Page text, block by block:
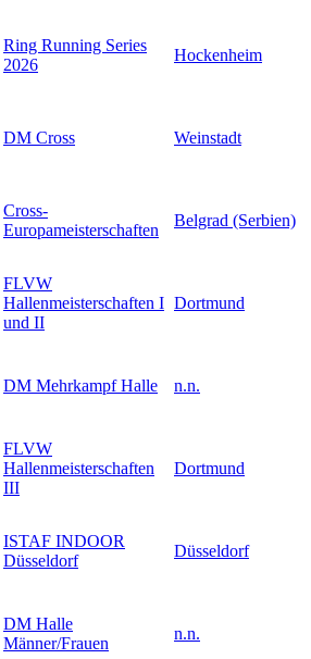
Ring Running Series
2026
Hockenheim
DM Cross Weinstadt
Cross-
Europameisterschaften
Belgrad (Serbien)
FLVW
Hallenmeisterschaften I
und II
Dortmund
DM Mehrkampf Halle n.n.
FLVW
Hallenmeisterschaften
III
Dortmund
ISTAF INDOOR
Düsseldorf
Düsseldorf
DM Halle
Männer/Frauen
n.n.